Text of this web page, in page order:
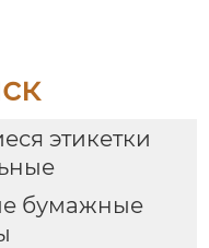
этикетки
бумажные